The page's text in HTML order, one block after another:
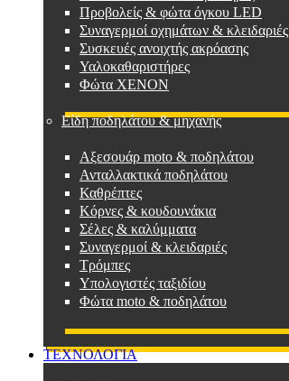
Προβολείς & φώτα όγκου LED
Συναγερμοί οχημάτων & κλειδαριές
Συσκευές ανοιχτής ακρόασης
Υαλοκαθαριστήρες
Φώτα XENON
Είδη ποδηλάτου & μηχανής
Αξεσουάρ moto & ποδηλάτου
Ανταλλακτικά ποδηλάτου
Καθρέπτες
Κόρνες & κουδουνάκια
Σέλες & καλύμματα
Συναγερμοί & κλειδαριές
Τρόμπες
Υπολογιστές ταξιδίου
Φώτα moto & ποδηλάτου
ΤΕΧΝΟΛΟΓΙΑ